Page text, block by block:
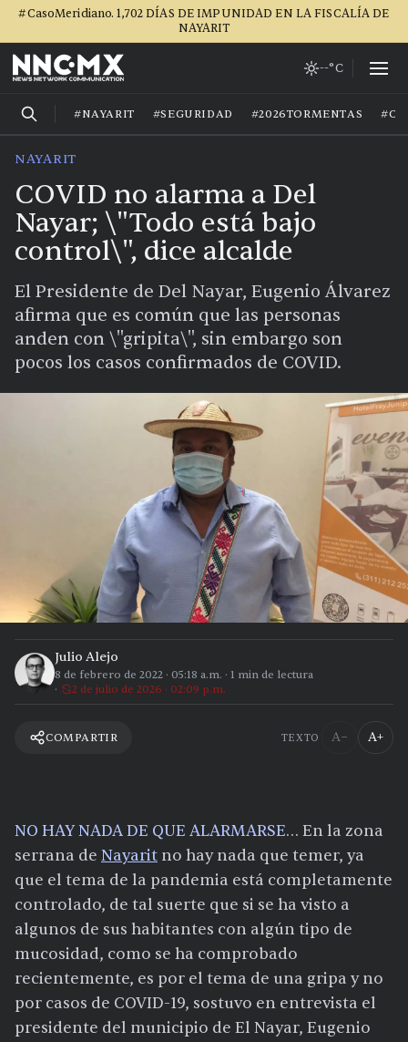
#CasoMeridiano. 1,702 DÍAS DE IMPUNIDAD EN LA FISCALÍA DE
NAYARIT
--°C
#NAYARIT #SEGURIDAD #2026TORMENTAS
NAYARIT
COVID no alarma a Del
Nayar; \"Todo está bajo
control\", dice alcalde
El Presidente de Del Nayar, Eugenio Álvarez
afirma que es común que las personas
anden con \"gripita\", sin embargo son
pocos los casos confirmados de COVID.
Julio Alejo
8 de febrero de 2022 · 05:18 a.m. · 1 min de lectura
2 de julio de 2026 · 02:09 p.m.
COMPARTIR TEXTO A− A+
NO HAY NADA DE QUE ALARMARSE… En la zona
serrana de Nayarit no hay nada que temer, ya
que el tema de la pandemia está completamente
controlado, de tal suerte que si se ha visto a
algunos de sus habitantes con algún tipo de
mucosidad, como se ha comprobado
recientemente, es por el tema de una gripa y no
por casos de COVID-19, sostuvo en entrevista el
presidente del municipio de El Nayar, Eugenio